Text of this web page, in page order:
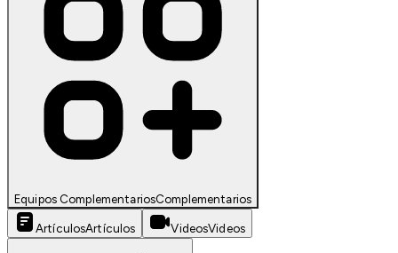
Equipos ComplementariosComplementarios
ArtículosArtículos VideosVideos